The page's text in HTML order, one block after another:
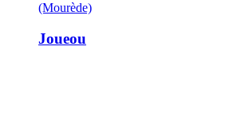
(Mourède)
Joueou